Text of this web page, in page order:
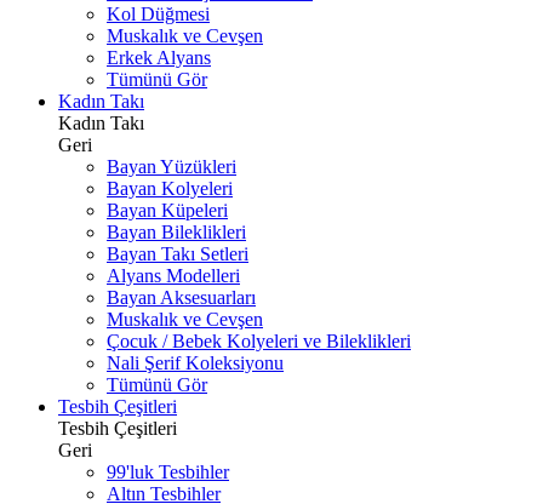
Kol Düğmesi
Muskalık ve Cevşen
Erkek Alyans
Tümünü Gör
Kadın Takı
Kadın Takı
Geri
Bayan Yüzükleri
Bayan Kolyeleri
Bayan Küpeleri
Bayan Bileklikleri
Bayan Takı Setleri
Alyans Modelleri
Bayan Aksesuarları
Muskalık ve Cevşen
Çocuk / Bebek Kolyeleri ve Bileklikleri
Nali Şerif Koleksiyonu
Tümünü Gör
Tesbih Çeşitleri
Tesbih Çeşitleri
Geri
99'luk Tesbihler
Altın Tesbihler